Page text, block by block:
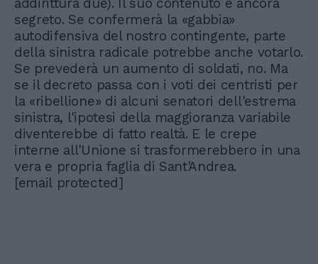
addirittura due). Il suo contenuto è ancora
segreto. Se confermerà la «gabbia»
autodifensiva del nostro contingente, parte
della sinistra radicale potrebbe anche votarlo.
Se prevederà un aumento di soldati, no. Ma
se il decreto passa con i voti dei centristi per
la «ribellione» di alcuni senatori dell'estrema
sinistra, l'ipotesi della maggioranza variabile
diventerebbe di fatto realtà. E le crepe
interne all'Unione si trasformerebbero in una
vera e propria faglia di Sant'Andrea.
[email protected]